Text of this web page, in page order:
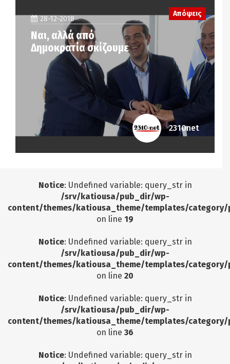
28-12-2018
Ναι, αλλά από
Δημοκρατία σκίζουμε
Απόψεις
2310net
Notice: Undefined variable: query_str in
/srv/katiousa/pub_dir/wp-
content/themes/katiousa_theme/templates/
on line 19
Notice: Undefined variable: query_str in
/srv/katiousa/pub_dir/wp-
content/themes/katiousa_theme/templates/
on line 20
Notice: Undefined variable: query_str in
/srv/katiousa/pub_dir/wp-
content/themes/katiousa_theme/templates/
on line 36
Notice: Undefined variable: query_str in